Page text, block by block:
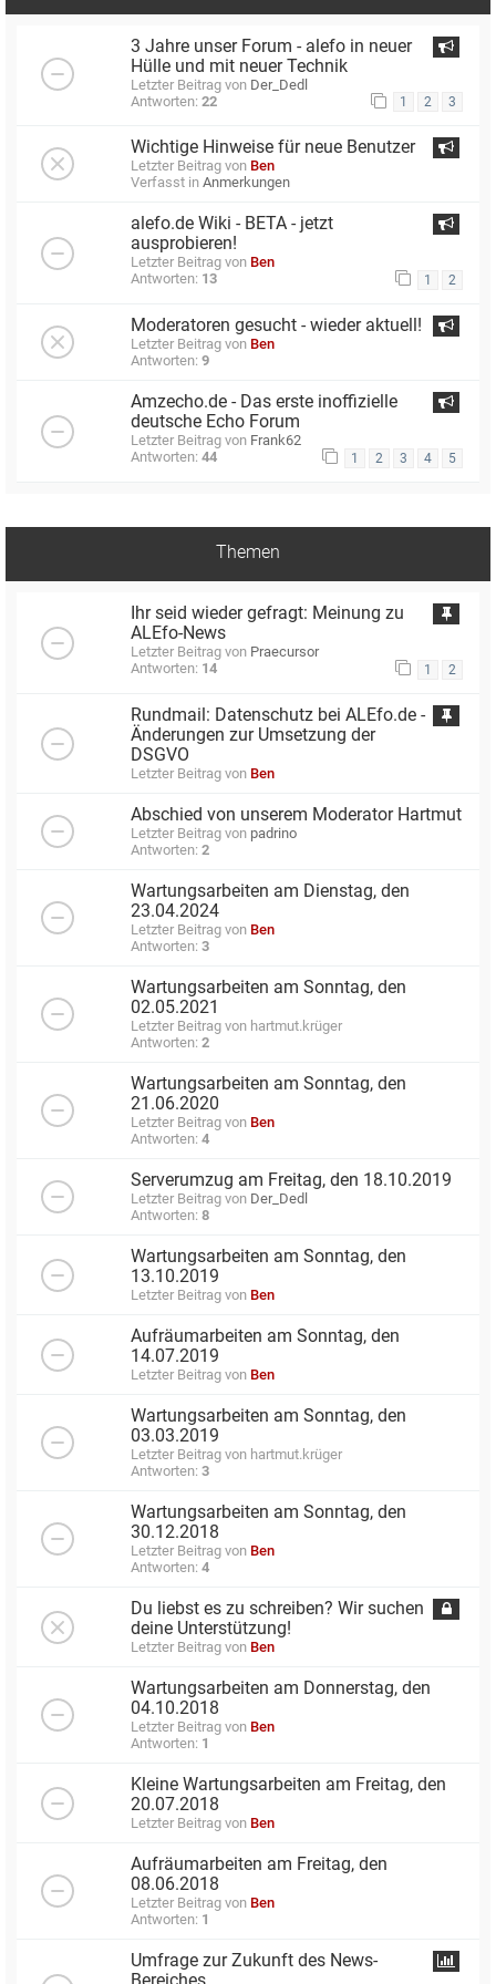
3 Jahre unser Forum - alefo in neuer
Hülle und mit neuer Technik
Letzter Beitrag von Der_Dedl
Antworten: 22 1 2 3
Wichtige Hinweise für neue Benutzer
Letzter Beitrag von Ben
Verfasst in Anmerkungen
alefo.de Wiki - BETA - jetzt
ausprobieren!
Letzter Beitrag von Ben
Antworten: 13 1 2
Moderatoren gesucht - wieder aktuell!
Letzter Beitrag von Ben
Antworten: 9
Amzecho.de - Das erste inoffizielle
deutsche Echo Forum
Letzter Beitrag von Frank62
Antworten: 44 1 2 3 4 5
Themen
Ihr seid wieder gefragt: Meinung zu
ALEfo-News
Letzter Beitrag von Praecursor
Antworten: 14 1 2
Rundmail: Datenschutz bei ALEfo.de -
Änderungen zur Umsetzung der
DSGVO
Letzter Beitrag von Ben
Abschied von unserem Moderator Hartmut
Letzter Beitrag von padrino
Antworten: 2
Wartungsarbeiten am Dienstag, den
23.04.2024
Letzter Beitrag von Ben
Antworten: 3
Wartungsarbeiten am Sonntag, den
02.05.2021
Letzter Beitrag von hartmut.krüger
Antworten: 2
Wartungsarbeiten am Sonntag, den
21.06.2020
Letzter Beitrag von Ben
Antworten: 4
Serverumzug am Freitag, den 18.10.2019
Letzter Beitrag von Der_Dedl
Antworten: 8
Wartungsarbeiten am Sonntag, den
13.10.2019
Letzter Beitrag von Ben
Aufräumarbeiten am Sonntag, den
14.07.2019
Letzter Beitrag von Ben
Wartungsarbeiten am Sonntag, den
03.03.2019
Letzter Beitrag von hartmut.krüger
Antworten: 3
Wartungsarbeiten am Sonntag, den
30.12.2018
Letzter Beitrag von Ben
Antworten: 4
Du liebst es zu schreiben? Wir suchen
deine Unterstützung!
Letzter Beitrag von Ben
Wartungsarbeiten am Donnerstag, den
04.10.2018
Letzter Beitrag von Ben
Antworten: 1
Kleine Wartungsarbeiten am Freitag, den
20.07.2018
Letzter Beitrag von Ben
Aufräumarbeiten am Freitag, den
08.06.2018
Letzter Beitrag von Ben
Antworten: 1
Umfrage zur Zukunft des News-